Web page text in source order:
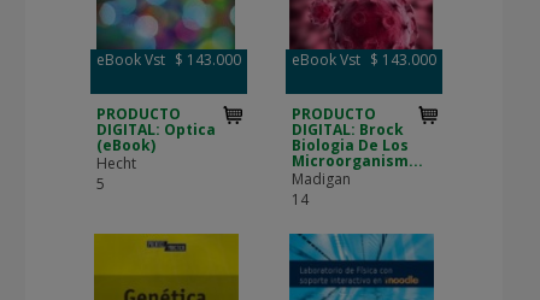
eBook Vst $ 143.000
PRODUCTO
DIGITAL: Optica
(eBook)
Hecht
5
eBook Vst $ 143.000
PRODUCTO
DIGITAL: Brock
Biologia De Los
Microorganism...
Madigan
14